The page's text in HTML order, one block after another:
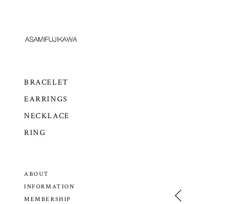
BRACELET
EARRINGS
NECKLACE
RING
ABOUT
INFORMATION
MEMBERSHIP